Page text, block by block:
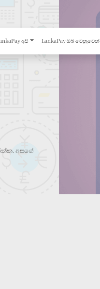
අපි LankaPay ඔබ වෙනුවෙන්
අපගේ